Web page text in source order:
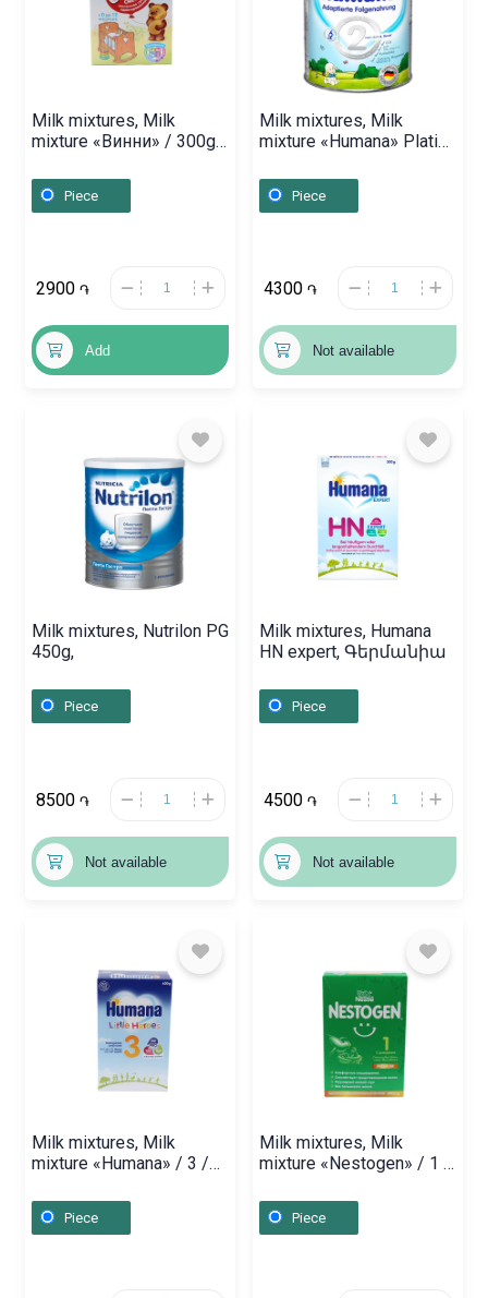
Milk mixtures, Milk
mixture «Винни» / 300g,
Piece
2900 ֏
Add
Milk mixtures, Milk
mixture «Humana» Platin
Piece
4300 ֏
Not available
Milk mixtures, Nutrilon PG
450g,
Piece
8500 ֏
Not available
Milk mixtures, Humana
HN expert, Գերմանիա
Piece
4500 ֏
Not available
Milk mixtures, Milk
mixture «Humana» / 3 /
Piece
Milk mixtures, Milk
mixture «Nestogen» / 1 /
Piece